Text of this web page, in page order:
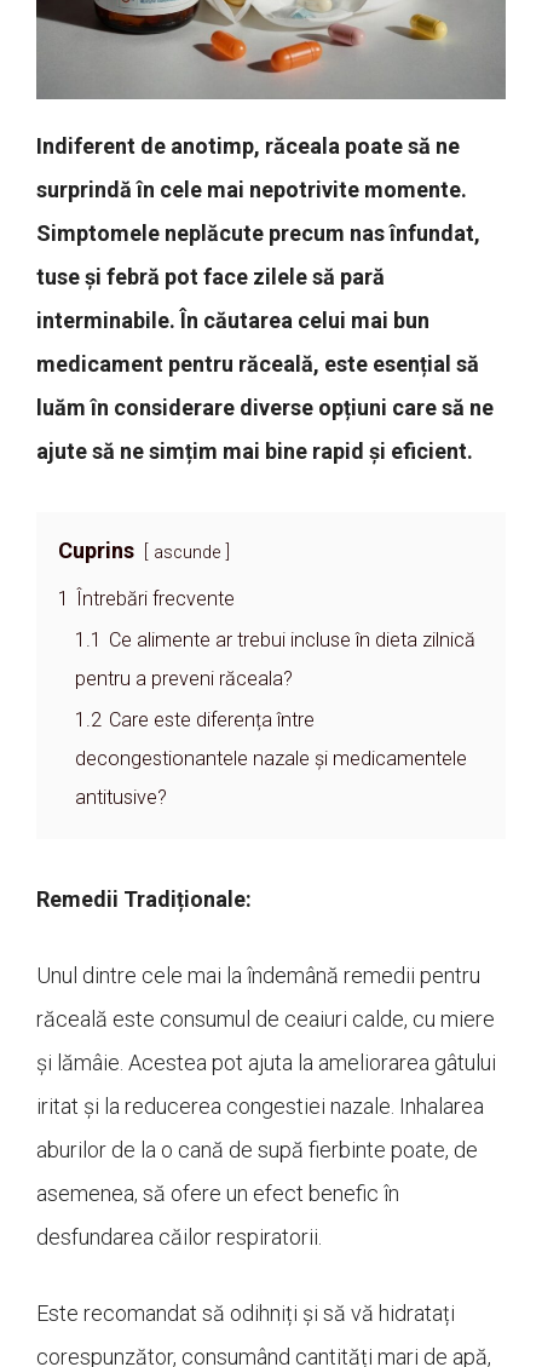
Indiferent de anotimp, răceala poate să ne
surprindă în cele mai nepotrivite momente.
Simptomele neplăcute precum nas înfundat,
tuse și febră pot face zilele să pară
interminabile. În căutarea celui mai bun
medicament pentru răceală, este esențial să
luăm în considerare diverse opțiuni care să ne
ajute să ne simțim mai bine rapid și eficient.
Cuprins ascunde
1
Întrebări frecvente
1.1 Ce alimente ar trebui incluse în dieta zilnică
pentru a preveni răceala?
1.2 Care este diferența între
decongestionantele nazale și medicamentele
antitusive?
Remedii Tradiționale:
Unul dintre cele mai la îndemână remedii pentru
răceală este consumul de ceaiuri calde, cu miere
și lămâie. Acestea pot ajuta la ameliorarea gâtului
iritat și la reducerea congestiei nazale. Inhalarea
aburilor de la o cană de supă fierbinte poate, de
asemenea, să ofere un efect benefic în
desfundarea căilor respiratorii.
Este recomandat să odihniți și să vă hidratați
corespunzător, consumând cantități mari de apă,